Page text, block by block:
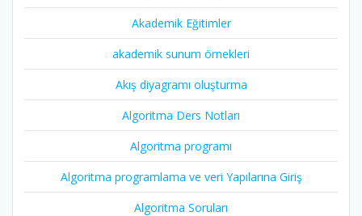
Akademik Eğitimler
akademik sunum örnekleri
Akış diyagramı oluşturma
Algoritma Ders Notları
Algoritma programı
Algoritma programlama ve veri Yapılarına Giriş
Algoritma Soruları